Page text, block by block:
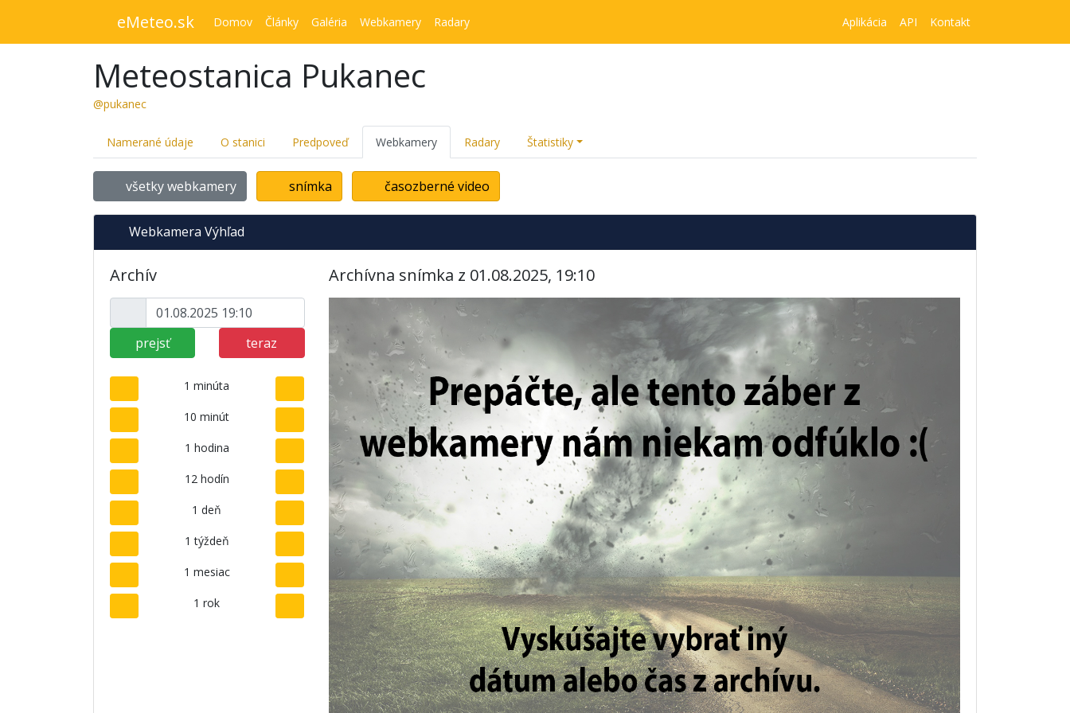
eMeteo.sk Domov Články Galéria Webkamery Radary Aplikácia API Kontakt
Meteostanica Pukanec
@pukanec
Namerané údaje O stanici Predpoveď Webkamery Radary Štatistiky
všetky webkamery snímka časozberné video
Webkamera Výhľad
Archív
prejsť teraz
1 minúta
10 minút
1 hodina
12 hodín
1 deň
1 týždeň
1 mesiac
1 rok
Archívna snímka z 01.08.2025, 19:10